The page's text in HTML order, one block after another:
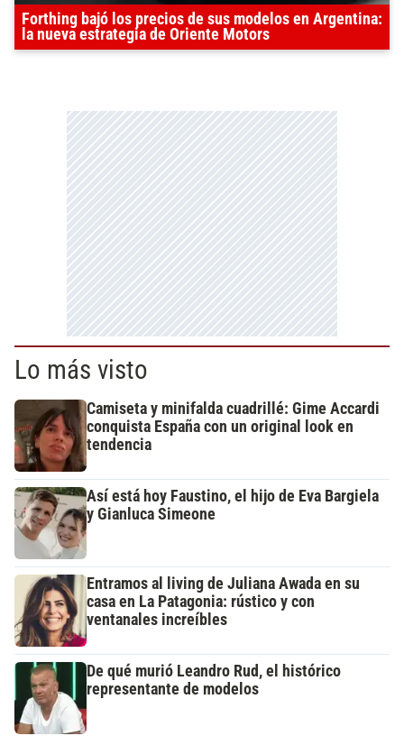
Forthing bajó los precios de sus modelos en Argentina:
la nueva estrategia de Oriente Motors
Lo más visto
Camiseta y minifalda cuadrillé: Gime Accardi
conquista España con un original look en
tendencia
Así está hoy Faustino, el hijo de Eva Bargiela
y Gianluca Simeone
Entramos al living de Juliana Awada en su
casa en La Patagonia: rústico y con
ventanales increíbles
De qué murió Leandro Rud, el histórico
representante de modelos